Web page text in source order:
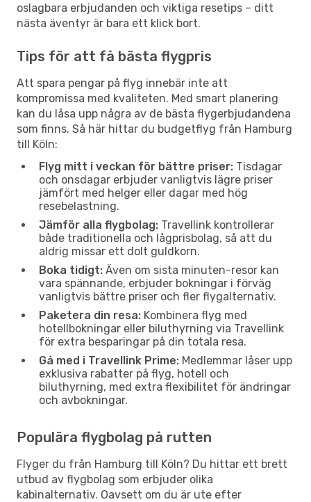
oslagbara erbjudanden och viktiga resetips – ditt
nästa äventyr är bara ett klick bort.
Tips för att få bästa flygpris
Att spara pengar på flyg innebär inte att
kompromissa med kvaliteten. Med smart planering
kan du låsa upp några av de bästa flygerbjudandena
som finns. Så här hittar du budgetflyg från Hamburg
till Köln:
Flyg mitt i veckan för bättre priser: Tisdagar
och onsdagar erbjuder vanligtvis lägre priser
jämfört med helger eller dagar med hög
resebelastning.
Jämför alla flygbolag: Travellink kontrollerar
både traditionella och lågprisbolag, så att du
aldrig missar ett dolt guldkorn.
Boka tidigt: Även om sista minuten-resor kan
vara spännande, erbjuder bokningar i förväg
vanligtvis bättre priser och fler flygalternativ.
Paketera din resa: Kombinera flyg med
hotellbokningar eller biluthyrning via Travellink
för extra besparingar på din totala resa.
Gå med i Travellink Prime: Medlemmar låser upp
exklusiva rabatter på flyg, hotell och
biluthyrning, med extra flexibilitet för ändringar
och avbokningar.
Populära flygbolag på rutten
Flyger du från Hamburg till Köln? Du hittar ett brett
utbud av flygbolag som erbjuder olika
kabinalternativ. Oavsett om du är ute efter